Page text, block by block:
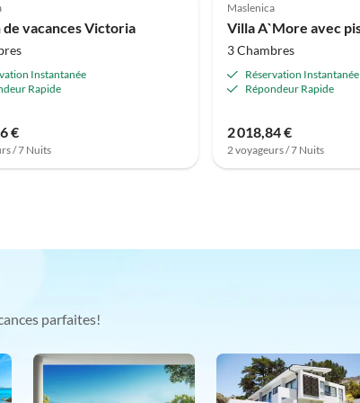
de vacances Victoria
Instantanée
Rapide
€
/ 7 Nuits
Maslenica
3 Chambres
Réservation Instantanée
Répondeur Rapide
2 018,84 €
2 voyageurs / 7 Nuits
parfaites!